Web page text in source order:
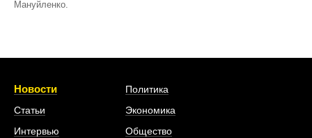
Мануйленко.
Новости
Статьи
Интервью
Политика
Экономика
Общество